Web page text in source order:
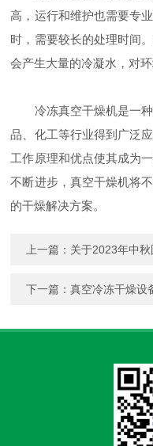
高，运行和维护也需要专
时，需要较长的处理时间
会产生大量的冷凝水，对
冷冻真空干燥机是一种
品、化工等行业得到广泛
工作原理和优点使其成为
不断进步，真空干燥机将
的干燥解决方案。
上一篇： 关于2023年中
下一篇：真空冷冻干燥设备是